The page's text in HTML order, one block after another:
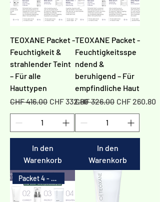
TEOXANE Packet -
Feuchtigkeit &
strahlender Teint
– Für alle
Hauttypen
Standardpreis
CHF 416.00 Sale-Preis
CHF 332.80
In den
Warenkorb
TEOXANE Packet -
Feuchtigkeitsspe
ndend &
beruhigend – Für
empfindliche Haut
Standardpreis
CHF 326.00 Sale-Preis
CHF 260.80
In den
Warenkorb
Packet 4 - 20%